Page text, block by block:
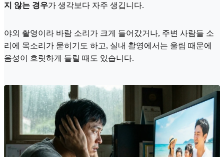
지 않는 경우가 생각보다 자주 생깁니다.
야외 촬영이라 바람 소리가 크게 들어갔거나, 주변 사람들 소
리에 목소리가 묻히기도 하고, 실내 촬영에서는 울림 때문에
음성이 흐릿하게 들릴 때도 있습니다.